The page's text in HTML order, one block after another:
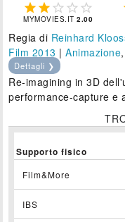
    
MYMOVIES.IT2.00
Regia di Reinhard
Film 2013 |Animazione
Dettagli ❯
Re-imagining in 3D
performance-capture e
Supporto fisico
Film&More
IBS